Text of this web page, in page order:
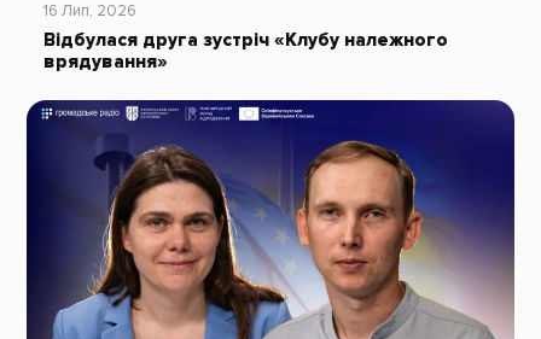
16 Лип, 2026
Відбулася друга зустріч «Клубу належного
врядування»